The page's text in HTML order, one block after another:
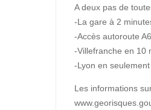
A deux pas de
-La gare à 2
-Accès autoroute
-Villefranche en 10
-Lyon en seulement
Les informations